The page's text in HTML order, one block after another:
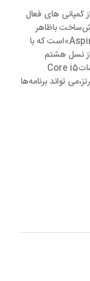
کمپانی های فعال
باظاهر
است که با
نسل هشتم
Core i5
زیاد تا 3.40 گیگاهرتز،می تواند برنامه‌ها